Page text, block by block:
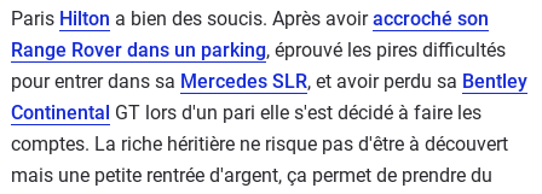
Paris Hilton a bien des soucis. Après avoiraccroché son
Range Rover dans un parking, éprouvé les pires difficultés
pour entrer dans sa Mercedes SLR, et avoir perdu sa Bentley
Continental GT lors d'un pari elle s'est décidé à faire les
comptes. La riche héritière ne risque pas d'être à découvert
mais une petite rentrée d'argent, ça permet de prendre du